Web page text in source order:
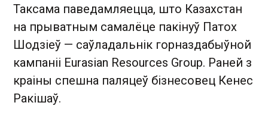
Таксама паведамляецца, што Казахстан
на прыватным самалёце пакінуў Патох
Шодзіеў — саўладальнік горназдабыўной
кампаніі Eurasian Resources Group. Раней з
краіны спешна паляцеў бізнесовец Кенес
Ракішаў.